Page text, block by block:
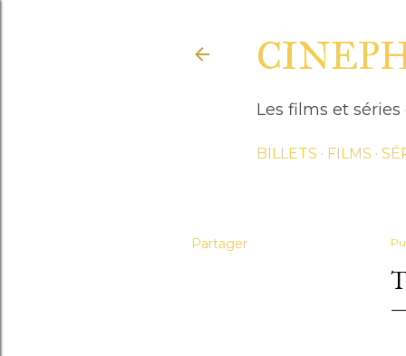
Les films et
BILLETS FILMS
Partager